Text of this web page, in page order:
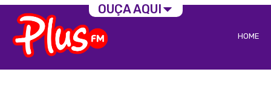
HOME
OUÇA AQUI